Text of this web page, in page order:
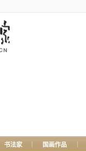
书法家 国画作品